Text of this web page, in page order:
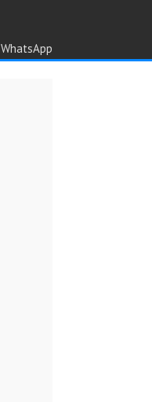
WhatsApp